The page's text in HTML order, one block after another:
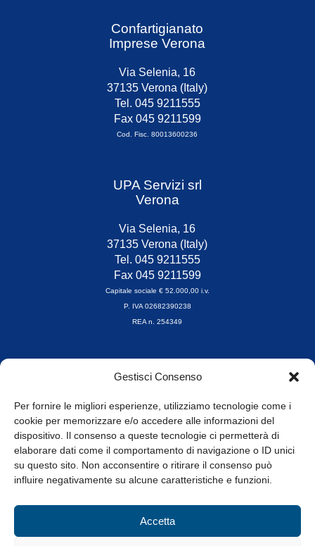
Gestisci Consenso
Per fornire le migliori esperienze, utilizziamo tecnologie come i
cookie per memorizzare e/o accedere alle informazioni del
dispositivo. Il consenso a queste tecnologie ci permetterà di
elaborare dati come il comportamento di navigazione o ID unici
su questo sito. Non acconsentire o ritirare il consenso può
influire negativamente su alcune caratteristiche e funzioni.
Accetta
Confartigianato
Imprese Verona
Via Selenia, 16
37135 Verona (Italy)
Tel. 045 9211555
Fax 045 9211599
Cod. Fisc. 80013600236
UPA Servizi srl
Verona
Via Selenia, 16
37135 Verona (Italy)
Tel. 045 9211555
Fax 045 9211599
Capitale sociale € 52.000,00 i.v.
P. IVA 02682390238
REA n. 254349
Orari di apertura
8.30-13.00 / 14.00-17.30
Whistleblowing
© Tutti i diritti riservati
Privacy Policy e Cookie|Informativa Cookie